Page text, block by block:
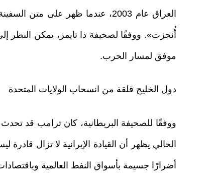
العراق عام 2003، عندما ظهر على
أُنجزت». ووفقًا لصحيفة ذا تايمز، يمكن النظر
موفق لمسار الحرب.
دول الخليج قلقة من انسحاب الولايات المتحدة
ووفقًا للصحيفة البريطانية، كان ترامب قد
الحالي يظهر أن القيادة الإيرانية لا تزال
أضرارًا جسيمة بأسواق النفط العالمية